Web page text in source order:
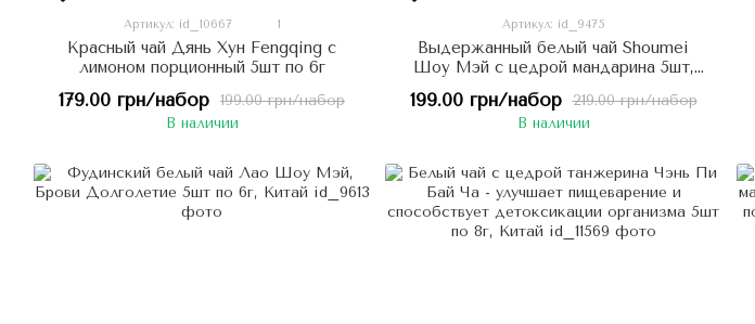
Артикул: id_10667 1
Красный чай Дянь Хун Fengqing с
лимоном порционный 5шт по 6г
199.00 грн/набор
179.00 грн/набор
В наличии
Артикул: id_9475
Выдержанный белый чай Shoumei
Шоу Мэй с цедрой мандарина 5шт,
219.00 грн/набор
199.00 грн/набор
В наличии